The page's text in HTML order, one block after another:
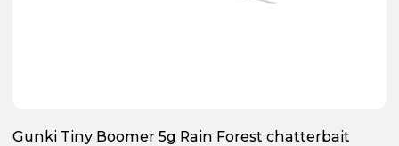
Gunki Tiny Boomer 5g Rain Forest chatterbait